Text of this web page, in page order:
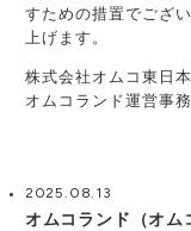
すための措置でござ
上げます。
株式会社オムコ東日本
オムコランド運営事
2025.08.13
オムコランド（オム